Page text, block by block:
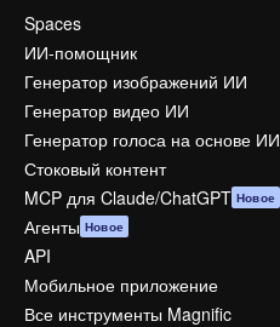
Spaces
ИИ-помощник
Генератор изображений ИИ
Генератор видео ИИ
Генератор голоса на основе ИИ
Стоковый контент
MCP для Claude/ChatGPT Новое
Агенты Новое
API
Мобильное приложение
Все инструменты Magnific